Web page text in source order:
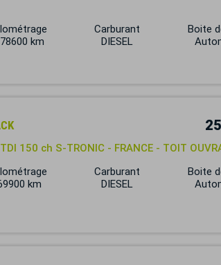
km
Carburant
DIESEL
Boite
150 ch S-TRONIC - FRANCE - TOIT
km
Carburant
DIESEL
Boite